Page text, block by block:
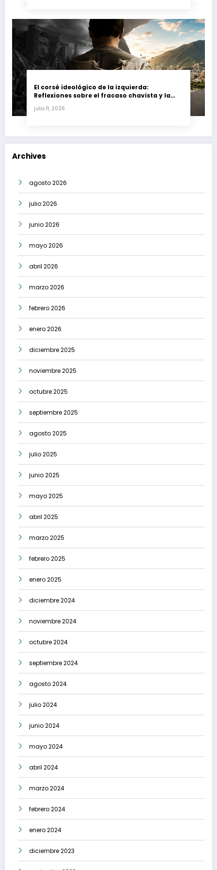
El corsé ideológico de la izquierda:
Reflexiones sobre el fracaso chavista y la
julio 11, 2026
Archives
agosto 2026
julio 2026
junio 2026
mayo 2026
abril 2026
marzo 2026
febrero 2026
enero 2026
diciembre 2025
noviembre 2025
octubre 2025
septiembre 2025
agosto 2025
julio 2025
junio 2025
mayo 2025
abril 2025
marzo 2025
febrero 2025
enero 2025
diciembre 2024
noviembre 2024
octubre 2024
septiembre 2024
agosto 2024
julio 2024
junio 2024
mayo 2024
abril 2024
marzo 2024
febrero 2024
enero 2024
diciembre 2023